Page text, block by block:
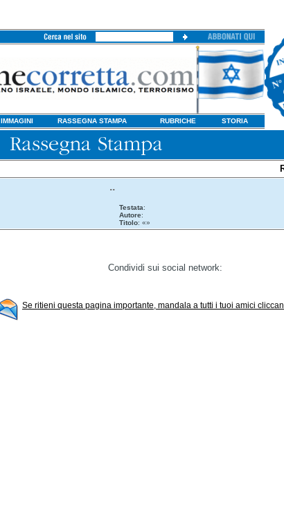
IMMAGINI RASSEGNA STAMPA RUBRICHE STORIA
..
Testata:
Autore:
Titolo: «»
Condividi sui social network:
Se ritieni questa pagina importante, mandala a tutti i tuoi amici